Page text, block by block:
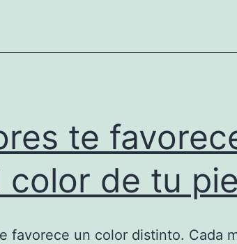
te
color de tu
favorece un color distinto. Cada